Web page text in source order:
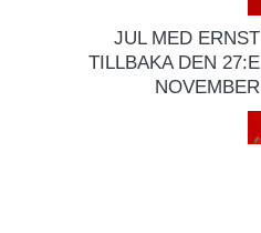
JUL MED ERNST
TILLBAKA DEN 27:E
NOVEMBER